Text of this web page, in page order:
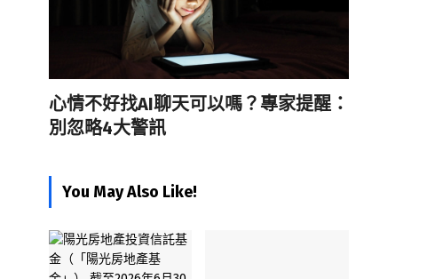
心情不好找AI聊天可以嗎？專家提醒：
別忽略4大警訊
You May Also Like!